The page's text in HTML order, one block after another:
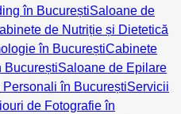
în BucureștiSaloane de
de Nutriție și Dietetică
în BucureștiCabinete
BucureștiSaloane de Epilare
Personali în BucureștiServicii
de Fotografie în